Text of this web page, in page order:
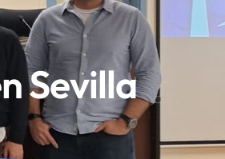
Sevilla